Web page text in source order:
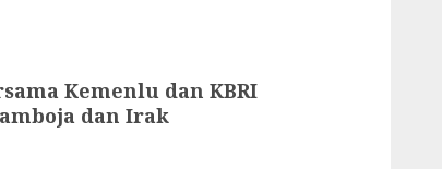
Kemenlu dan KBRI
dan Irak